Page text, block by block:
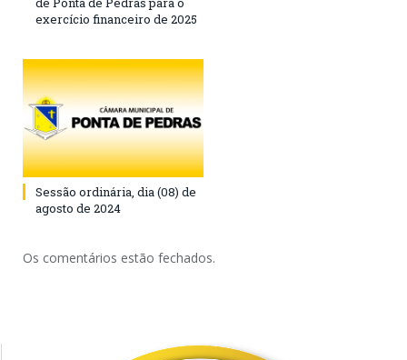
exercício financeiro de 2025
Sessão ordinária, dia (08) de
agosto de 2024
Os comentários estão fechados.